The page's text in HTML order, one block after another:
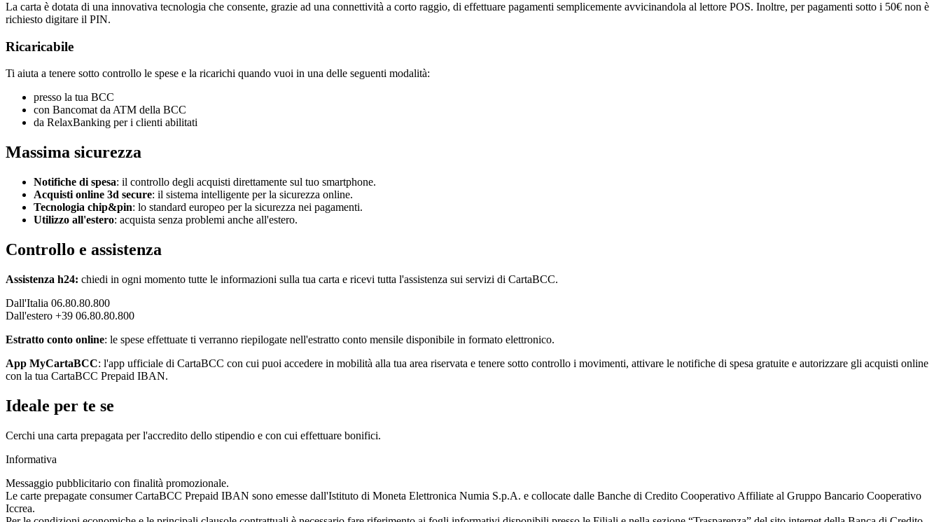
La carta è dotata di una innovativa tecnologia che consente, grazie ad una connettività a corto raggio, di effettuare pagamenti semplicemente avvicinandola al lettore POS. Inoltre, per pagamenti sotto i 50€ non è
richiesto digitare il PIN.
Ricaricabile
Ti aiuta a tenere sotto controllo le spese e la ricarichi quando vuoi in una delle seguenti modalità:
presso la tua BCC
con Bancomat da ATM della BCC
da RelaxBanking per i clienti abilitati
Massima sicurezza
Notifiche di spesa: il controllo degli acquisti direttamente sul tuo smartphone.
Acquisti online 3d secure: il sistema intelligente per la sicurezza online.
Tecnologia chip&pin: lo standard europeo per la sicurezza nei pagamenti.
Utilizzo all'estero: acquista senza problemi anche all'estero.
Controllo e assistenza
Assistenza h24: chiedi in ogni momento tutte le informazioni sulla tua carta e ricevi tutta l'assistenza sui servizi di CartaBCC.
Dall'Italia 06.80.80.800
Dall'estero +39 06.80.80.800
Estratto conto online: le spese effettuate ti verranno riepilogate nell'estratto conto mensile disponibile in formato elettronico.
App MyCartaBCC: l'app ufficiale di CartaBCC con cui puoi accedere in mobilità alla tua area riservata e tenere sotto controllo i movimenti, attivare le notifiche di spesa gratuite e autorizzare gli acquisti online
con la tua CartaBCC Prepaid IBAN.
Ideale per te se
Cerchi una carta prepagata per l'accredito dello stipendio e con cui effettuare bonifici.
Informativa
Messaggio pubblicitario con finalità promozionale.
Le carte prepagate consumer CartaBCC Prepaid IBAN sono emesse dall'Istituto di Moneta Elettronica Numia S.p.A. e collocate dalle Banche di Credito Cooperativo Affiliate al Gruppo Bancario Cooperativo
Iccrea.